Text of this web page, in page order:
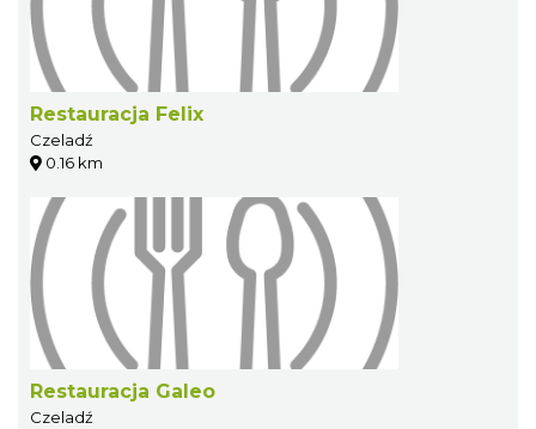
Restauracja Felix
Czeladź
0.16 km
Restauracja Galeo
Czeladź